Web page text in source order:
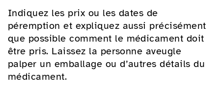
Indiquez les prix ou les dates de
péremption et expliquez aussi précisément
que possible comment le médicament doit
être pris. Laissez la personne aveugle
palper un emballage ou d’autres détails du
médicament.